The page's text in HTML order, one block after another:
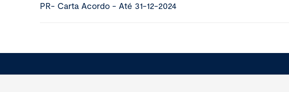
PR- Carta Acordo - Até 31-12-2024